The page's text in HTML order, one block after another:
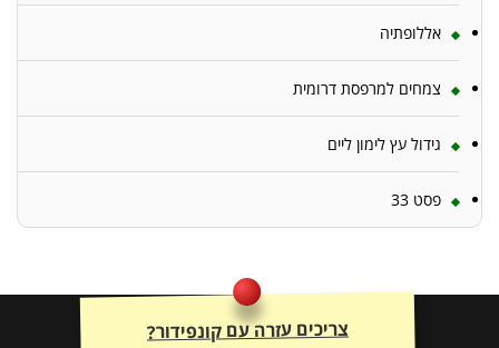
אללופתיה
צמחים למרפסת דרומית
גידול עץ לימון ליים
פסט 33
צריכים עזרה עם קונפידור?